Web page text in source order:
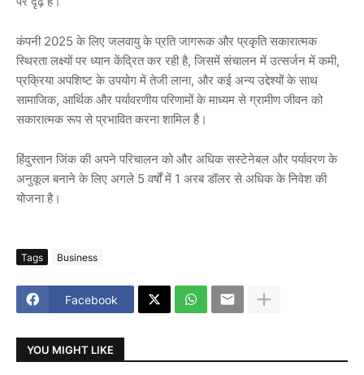
कंपनी 2025 के लिए जलवायु के प्रति जागरूक और प्रकृति सकारात्मक
स्थिरता लक्ष्यों पर ध्यान केंद्रित कर रही है, जिसमें संचालन में उत्सर्जन में कमी,
प्रक्रिया अपशिष्ट के उपयोग में तेजी लाना, और कई अन्य उद्देश्यों के साथ
सामाजिक, आर्थिक और पर्यावरणीय परिणामों के माध्यम से ग्रामीण जीवन को
सकारात्मक रूप से प्रभावित करना शामिल है।
हिंदुस्तान जिंक की अपने परिचालन को और अधिक सस्टेनेबल और पर्यावरण के
अनुकूल बनाने के लिए अगले 5 वर्षों में 1 अरब डॉलर से अधिक के निवेश की
योजना है।
Tags Business
Facebook
YOU MIGHT LIKE